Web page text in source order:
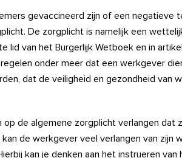
gevaccineerd zijn of een negatieve
De zorgplicht is namelijk een
lid van het Burgerlijk Wetboek en in
onder meer dat een werkgever
dat de veiligheid en gezondheid van
de algemene zorgplicht verlangen dat
de werkgever veel verlangen van zijn
kan je denken aan het instrueren